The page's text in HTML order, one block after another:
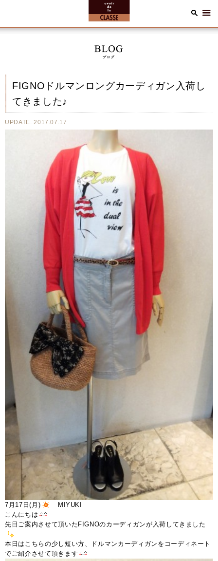
FIGNOドルマンロングカーディガン入荷し
てきました♪
UPDATE: 2017.07.17
7月17日(月)
MIYUKI
こんにちは
先日ご案内させて頂いたFIGNOのカーディガンが入荷してきました
本日はこちらの少し短い方、ドルマンカーディガンをコーディネート
でご紹介させて頂きます